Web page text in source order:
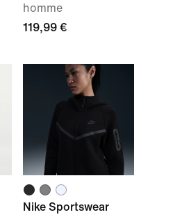
homme
119,99 €
Nike Sportswear